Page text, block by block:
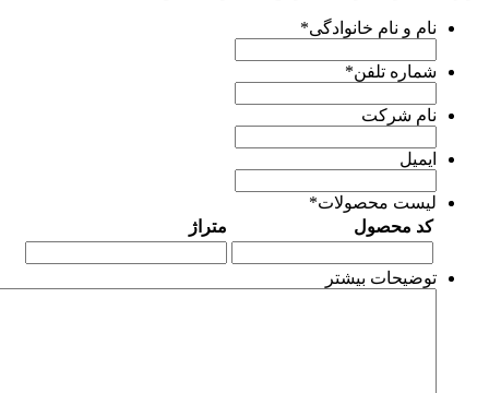
نام و نام خانوادگی*
شماره تلفن*
نام شرکت
ایمیل
لیست محصولات*
کد محصول
متراژ
توضیحات بیشتر